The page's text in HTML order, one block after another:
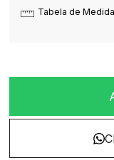
Tabela de